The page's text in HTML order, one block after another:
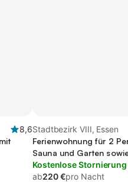
8,6Stadtbezirk VIII, Essen
Ferienwohnung für 2
Sauna und Garten
kinderfreundlich
Kostenlose Stornierung
ab220 €pro Nacht